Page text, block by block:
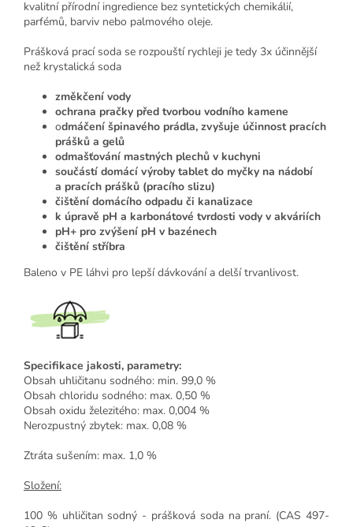
kvalitní přírodní ingredience bez syntetických chemikálií,
parfémů, barviv nebo palmového oleje.
Prášková prací soda se rozpouští rychleji je tedy 3x účinnější
než krystalická soda
změkčení vody
ochrana pračky před tvorbou vodního kamene
odmáčení špinavého prádla, zvyšuje účinnost pracích
prášků a gelů
odmašťování mastných plechů v kuchyni
součástí domácí výroby tablet do myčky na nádobí
a pracích prášků (pracího slizu)
čištění domácího odpadu či kanalizace
k úpravě pH a karbonátové tvrdosti vody v akváriích
pH+ pro zvýšení pH v bazénech
čištění stříbra
Baleno v PE láhvi pro lepší dávkování a delší trvanlivost.
Specifikace jakosti, parametry:
Obsah uhličitanu sodného: min. 99,0 %
Obsah chloridu sodného: max. 0,50 %
Obsah oxidu železitého: max. 0,004 %
Nerozpustný zbytek: max. 0,08 %
Ztráta sušením: max. 1,0 %
Složení:
100 % uhličitan sodný - prášková soda na praní. (CAS 497-